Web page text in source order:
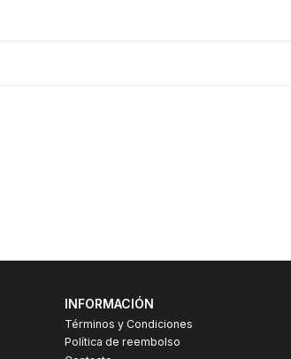
INFORMACIÓN
Términos y Condiciones
Política de reembolso